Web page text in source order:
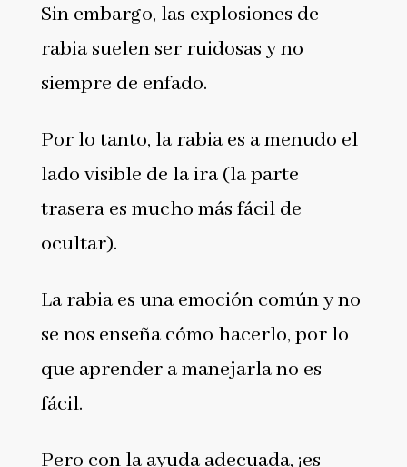
Sin embargo, las explosiones de
rabia suelen ser ruidosas y no
siempre de enfado.
Por lo tanto, la rabia es a menudo el
lado visible de la ira (la parte
trasera es mucho más fácil de
ocultar).
La rabia es una emoción común y no
se nos enseña cómo hacerlo, por lo
que aprender a manejarla no es
fácil.
Pero con la ayuda adecuada, ¡es